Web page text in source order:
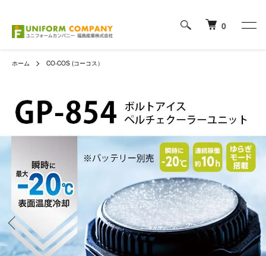
0
ホーム CO-COS (コーコス）